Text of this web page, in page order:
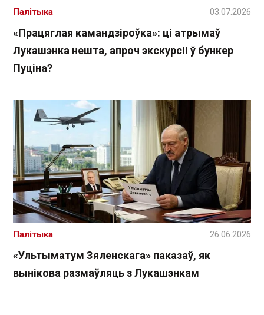
«Працяглая камандзіроўка»: ці атрымаў
Лукашэнка нешта, апроч экскурсіі ў бункер
Пуціна?
Палітыка 03.07.2026
«Ультыматум Зяленскага» паказаў, як
вынікова размаўляць з Лукашэнкам
Палітыка 26.06.2026